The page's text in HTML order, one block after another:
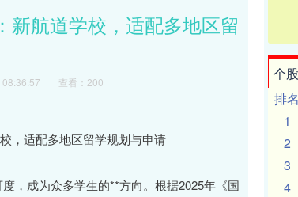
新航道学校，适配多地区留
查看：200
，成为众多学生的**方向。根据2025年《国
个
排名
1
2
3
4